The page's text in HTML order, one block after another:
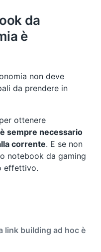
da
è
non deve
da prendere in
ottenere
è sempre necessario
corrente. E se non
notebook da gaming
effettivo.
link building ad hoc è